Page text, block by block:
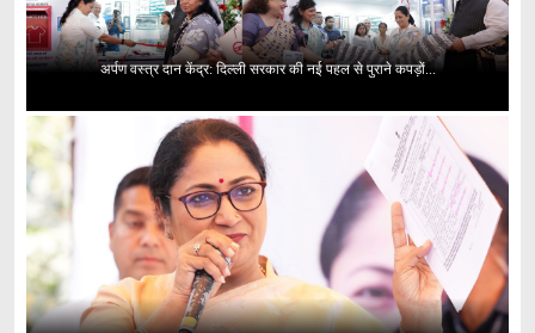
अर्पण वस्त्र दान केंद्र: दिल्ली सरकार की नई पहल से पुराने कपड़ों...